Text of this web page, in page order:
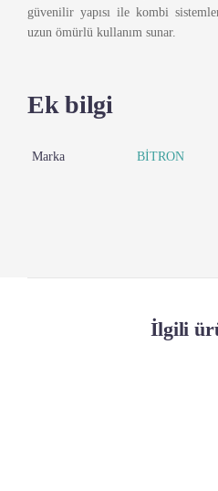
güvenilir yapısı ile kombi
uzun ömürlü kullanım sunar.
Ek bilgi
Marka BİTRON
İlgili